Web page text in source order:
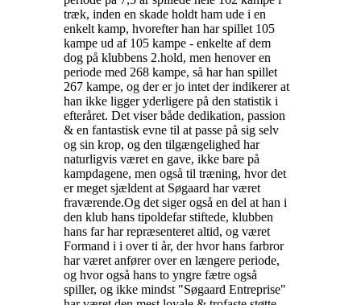
træk, inden en skade holdt ham ude i en
enkelt kamp, hvorefter han har spillet 105
kampe ud af 105 kampe - enkelte af dem
dog på klubbens 2.hold, men henover en
periode med 268 kampe, så har han spillet
267 kampe, og der er jo intet der indikerer at
han ikke ligger yderligere på den statistik i
efteråret. Det viser både dedikation, passion
& en fantastisk evne til at passe på sig selv
og sin krop, og den tilgængelighed har
naturligvis været en gave, ikke bare på
kampdagene, men også til træning, hvor det
er meget sjældent at Søgaard har været
fraværende.Og det siger også en del at han i
den klub hans tipoldefar stiftede, klubben
hans far har repræsenteret altid, og været
Formand i i over ti år, der hvor hans farbror
har været anfører over en længere periode,
og hvor også hans to yngre fætre også
spiller, og ikke mindst "Søgaard Entreprise"